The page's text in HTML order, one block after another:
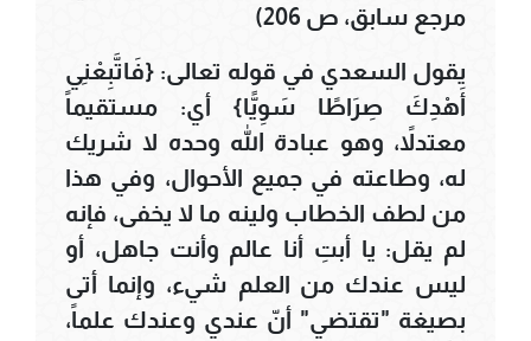
مرجع سابق، ص 206)
يقول السعدي في قوله تعالى: {فَاتَّبِعْنِي
أَهْدِكَ صِرَاطًا سَوِيًّا} أي: مستقيماً
معتدلاً، وهو عبادة الله وحده لا شريك
له، وطاعته في جميع الأحوال، وفي هذا
من لطف الخطاب ولينه ما لا يخفى، فإنه
لم يقل: يا أبتِ أنا عالم وأنت جاهل، أو
ليس عندك من العلم شيء، وإنما أتى
بصيغة "تقتضي" أنّ عندي وعندك علماً،